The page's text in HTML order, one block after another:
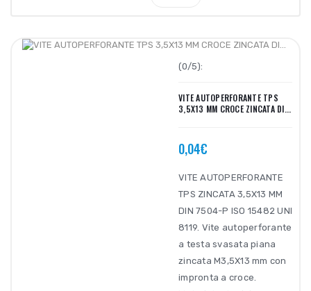
(0/5):
VITE AUTOPERFORANTE TPS
3,5X13 MM CROCE ZINCATA DI...
0,04€
VITE AUTOPERFORANTE
TPS ZINCATA 3,5X13 MM
DIN 7504-P ISO 15482 UNI
8119. Vite autoperforante
a testa svasata piana
zincata M3,5X13 mm con
impronta a croce.